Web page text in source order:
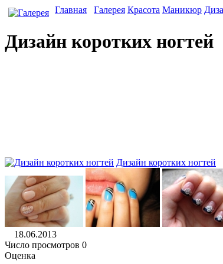
Главная Галерея Красота Маникюр
Дизайн коротких ногтей
Дизайн коротких ногтей
18.06.2013
Число просмотров 0
Оценка